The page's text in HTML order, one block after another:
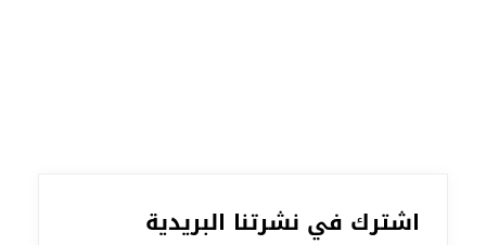
اشترك في نشرتنا البريدية